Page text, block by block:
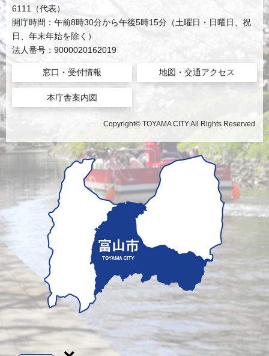
6111（代表）
開庁時間：午前8時30分から午後5時15分（土曜日・日曜日、祝
日、年末年始を除く）
法人番号：9000020162019
窓口・受付情報 地図・交通アクセス
本庁舎案内図
Copyright© TOYAMA CITY All Rights Reserved.